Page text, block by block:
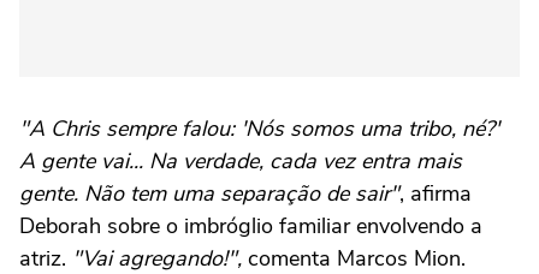
"A Chris sempre falou: 'Nós somos uma tribo, né?'
A gente vai... Na verdade, cada vez entra mais
gente. Não tem uma separação de sair", afirma
Deborah sobre o imbróglio familiar envolvendo a
atriz. "Vai agregando!", comenta Marcos Mion.